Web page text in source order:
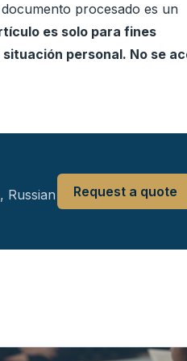
procesado es un
es solo para fines
personal. No se
Russian
Request a quote